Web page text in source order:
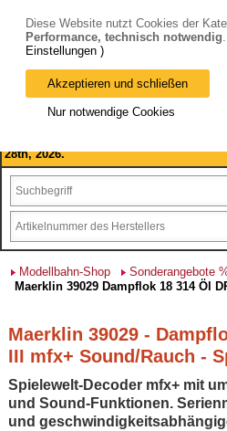
Bitte beachten Sie: wir machen
August 2026 haben wir geschlossen.
28th, 2026.
Modellbahn-Shop Sonderangebote
Maerklin 39029 Dampflok 18 314 Öl
Maerklin 39029 -
III mfx+ Sound/Rauch -
Spielewelt-Decoder mfx+ mit
und Sound-Funktionen.
und
Diese Website nutzt Cookies der
Performance, technisch notwendig.
Einstellungen )
Akzeptieren und schließen
Nur notwendige Cookies